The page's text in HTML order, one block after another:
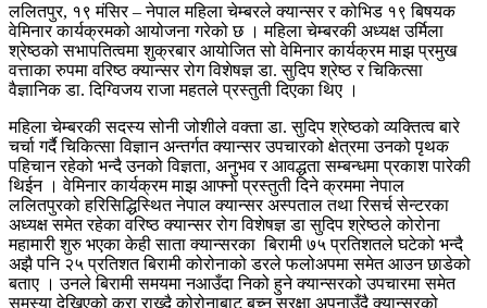
ललितपुर, १९ मंसिर – नेपाल महिला चेम्बरले क्यान्सर र कोभिड १९ बिषयक
वेमिनार कार्यक्रमको आयोजना गरेको छ । महिला चेम्बरकी अध्यक्ष उर्मिला
श्रेष्ठको सभापतित्वमा शुक्रबार आयोजित सो वेमिनार कार्यक्रम माझ प्रमुख
वत्ताका रुपमा वरिष्ठ क्यान्सर रोग विशेषज्ञ डा. सुदिप श्रेष्ठ र चिकित्सा
वैज्ञानिक डा. दिग्विजय राजा महतले प्रस्तुती दिएका थिए ।
महिला चेम्बरकी सदस्य सोनी जोशीले वक्ता डा. सुदिप श्रेष्ठको व्यक्तित्व बारे
चर्चा गर्दै चिकित्सा विज्ञान अन्तर्गत क्यान्सर उपचारको क्षेत्रमा उनको पृथक
पहिचान रहेको भन्दै उनको विज्ञता, अनुभव र आवद्धता सम्बन्धमा प्रकाश पारेकी
थिईन । वेमिनार कार्यक्रम माझ आफ्नो प्रस्तुती दिने क्रममा नेपाल
ललितपुरको हरिसिद्धिस्थित नेपाल क्यान्सर अस्पताल तथा रिसर्च सेन्टरका
अध्यक्ष समेत रहेका वरिष्ठ क्यान्सर रोग विशेषज्ञ डा सुदिप श्रेष्ठले कोरोना
महामारी शुरु भएका केही साता क्यान्सरका बिरामी ७५ प्रतिशतले घटेको भन्दै
अझै पनि २५ प्रतिशत बिरामी कोरोनाको डरले फलोअपमा समेत आउन छाडेको
बताए । उनले बिरामी समयमा नआउँदा निको हुने क्यान्सरको उपचारमा समेत
समस्या देखिएको कुरा राख्दै कोरोनाबाट बच्न सुरक्षा अपनाउँदै क्यान्सरको